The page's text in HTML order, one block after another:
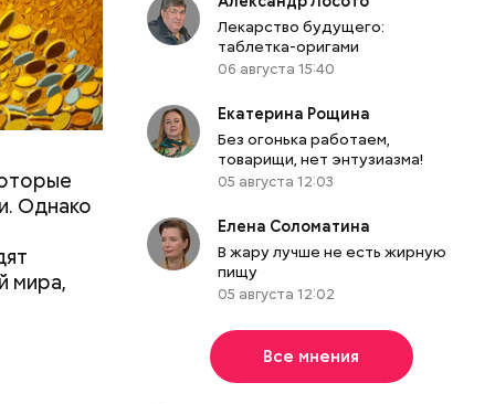
Однако
мира,
в дом
живущих
в
лет.
Лекарство будущего:
таблетка-оригами
06 августа 15:40
Екатерина Рощина
Без огонька работаем,
товарищи, нет энтузиазма!
05 августа 12:03
Елена Соломатина
В жару лучше не есть жирную
пищу
05 августа 12:02
Все мнения